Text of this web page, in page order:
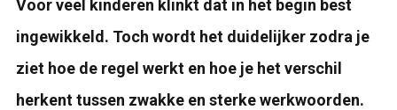
Voor veel kinderen klinkt dat in het begin best
ingewikkeld. Toch wordt het duidelijker zodra je
ziet hoe de regel werkt en hoe je het verschil
herkent tussen zwakke en sterke werkwoorden.